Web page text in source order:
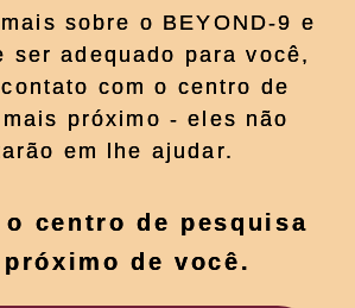
sobre o BEYOND-9 e
ser adequado para você,
com o centro de
próximo - eles não
em lhe ajudar.
o centro de pesquisa
de você.